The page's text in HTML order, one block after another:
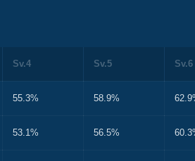
Sv.4 Sv.5 Sv.6
55.3% 58.9%
53.1% 56.5%